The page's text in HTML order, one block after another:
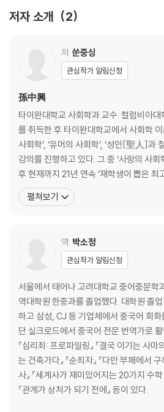
사기를 이루는 것들 ― 사기의 구조
진실인가 허상인가? 거짓말의 분류와 특징
“엄마, 나 납치당했어” ― 사기극 수법과 판
거짓말 판단은 너무 어려워! 거짓말 식별을
거짓말에 담긴 도덕 ― 선의의 행동이면 뭐든
3장 발칙한 자기기만과 사기의 심리
사실 누구든 스스로를 속일 수 있다
자기기만을 하면 정말 즐거워질까? 긍정적
우리는 왜 사기를 당할까? 피해자 특징
4장 아이는 거짓말을 할 줄 모른다?
비밀의 의미 ― 단지 이익이 아닌 ‘널 위해서’
“그 앤 그냥 어린애야.” ― 발달 단계에 따
자라면서 더욱 노력하다 ― 더 영리하고 정
생강은 여문 것이 맵다 ― 과연 나이 들수록
5장 똑똑해서 오히려 제 꾀에 넘어가다?
사기는 지능지수와 상관없다 ― 인간관계와
신뢰에서 시작해 실망으로 끝난다? 정치와 거
저자 소개 2
저 쑨중싱
관심작가 알림신청
孫中興
타이완대학교 사회학과 교수. 컬럼비아
를 취득한 후 타이완대학교에서 사회학
사회학’, ‘유머의 사회학’, ‘성인[聖人]과
강의를 진행하고 있다. 그 중 ‘사랑의 사
후 현재까지 21년 연속 ‘재학생이 뽑은 최
생들의 두터운 신뢰를 받고 있다. 또한 타
‘헤어지는 연인을 위한 애도의 날’ 등 행사
펼쳐보기
역 박소정
관심작가 알림신청
서울에서 태어나 고려대학교 중어중문학
역대학원 한중과를 졸업했다. 대학원 졸
하고 삼성, CJ 등 기업체에서 중국어 회
단 실크로드에서 중국어 전문 번역가로
『심리죄: 프로파일링』 『결국 이기는 사마
는 건축가다』 『순죄자』 『다만 부패에서
사』 『세계사가 재미있어지는 20가지 수학
『관계가 상처가 되기 전에』 등이 있다.